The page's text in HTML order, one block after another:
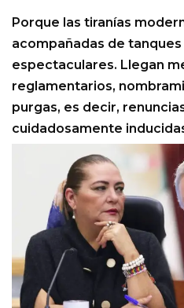
Porque las tiranías
acompañadas de
espectaculares. Llegan
reglamentarios,
purgas, es decir,
cuidadosamente